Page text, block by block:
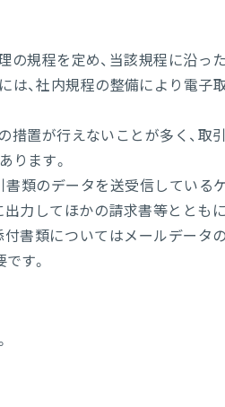
の規程を定め、当該規程に沿っ
、社内規程の整備により電子
置が行えないことが多く、取
ります。
類のデータを送受信している
力してほかの請求書等ととも
書類についてはメールデータ
す。